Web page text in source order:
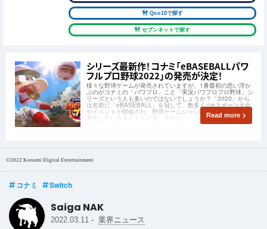
Qoo10で探す
セブンネットで探す
シリーズ最新作！コナミ「eBASEBALLパワ
フルプロ野球2022」の発売が決定！
様々な野球ゲームが発売されていますが、1番最初の思い浮か
ぶのがコナミの「パワプロ」こと「実況パワプロプロ野球」シ
リーズという人も多いのではないでしょうか？「2020」から
は名前に「eBASEBALL」を冠して、数多くのeスポーツ大会
やイベントが開催され、野球ゲームジャンルのeスポーツ界を
牽引しているタイトルです。それに Read more
©2022 Konami Digital Entertainment
コナミ Switch
Saiga NAK
2022.03.11 - 業界ニュース